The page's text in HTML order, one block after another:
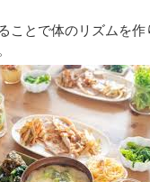
ことで体のリズムを